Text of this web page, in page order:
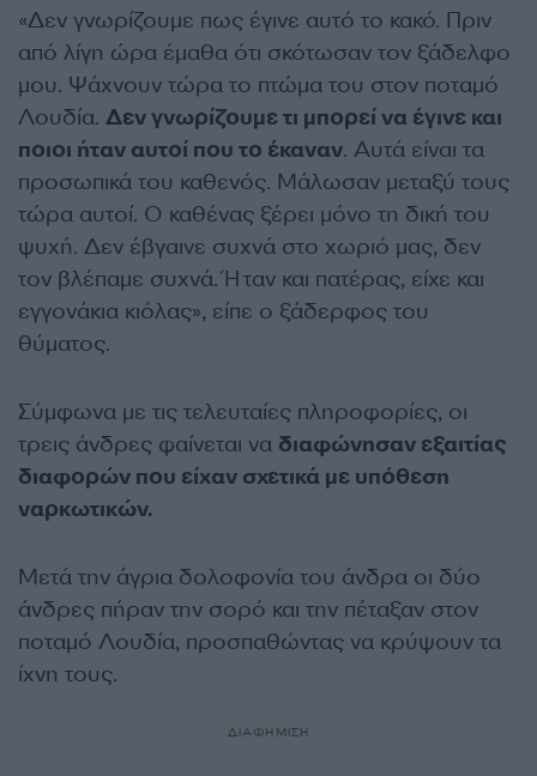
«Δεν γνωρίζουμε πως έγινε αυτό το κακό. Πριν
από λίγη ώρα έμαθα ότι σκότωσαν τον ξάδελφο
μου. Ψάχνουν τώρα το πτώμα του στον ποταμό
Λουδία. Δεν γνωρίζουμε τι μπορεί να έγινε και
ποιοι ήταν αυτοί που το έκαναν. Αυτά είναι τα
προσωπικά του καθενός. Μάλωσαν μεταξύ τους
τώρα αυτοί. Ο καθένας ξέρει μόνο τη δική του
ψυχή. Δεν έβγαινε συχνά στο χωριό μας, δεν
τον βλέπαμε συχνά. Ήταν και πατέρας, είχε και
εγγονάκια κιόλας», είπε ο ξάδερφος του
θύματος.
Σύμφωνα με τις τελευταίες πληροφορίες, οι
τρεις άνδρες φαίνεται να διαφώνησαν εξαιτίας
διαφορών που είχαν σχετικά με υπόθεση
ναρκωτικών.
Μετά την άγρια δολοφονία του άνδρα οι δύο
άνδρες πήραν την σορό και την πέταξαν στον
ποταμό Λουδία, προσπαθώντας να κρύψουν τα
ίχνη τους.
ΔΙΑΦΗΜΙΣΗ